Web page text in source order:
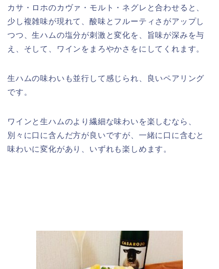
カサ・ロホのカヴァ・モルト・ネグレと合わせると、
少し複雑味が現れて、酸味とフルーティさがアップし
つつ、生ハムの塩分が刺激と変化を、旨味が深みを与
え、そして、ワインをまろやかさをにしてくれます。
生ハムの味わいも並行して感じられ、良いペアリング
です。
ワインと生ハムのより繊細な味わいを楽しむなら、
別々に口に含んだ方が良いですが、一緒に口に含むと
味わいに変化があり、いずれも楽しめます。